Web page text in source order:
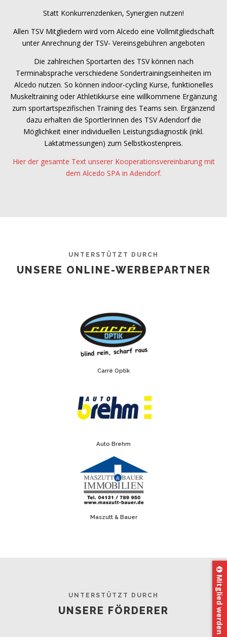
Statt Konkurrenzdenken, Synergien nutzen!
Allen TSV Mitgliedern wird vom Alcedo eine Vollmitgliedschaft
unter Anrechnung der TSV- Vereinsgebühren angeboten
Die zahlreichen Sportarten des TSV können nach
Terminabsprache verschiedene Sondertrainingseinheiten im
Alcedo nutzen. So können indoor-cycling Kurse, funktionelles
Muskeltraining oder Athletikkurse eine willkommene Ergänzung
zum sportartspezifischen Training des Teams sein. Ergänzend
dazu erhalten die SportlerInnen des TSV Adendorf die
Möglichkeit einer individuellen Leistungsdiagnostik (inkl.
Laktatmessungen) zum Selbstkostenpreis.
Hier der gesamte Text unserer Kooperationsvereinbarung mit
dem Alcedo SPA in Adendorf.
UNTERSTÜTZT DURCH
UNSERE ONLINE-WERBEPARTNER
Carré Optik
Auto Brehm
Maszutt & Bauer
UNTERSTÜTZT DURCH
UNSERE FÖRDERER Mitglied werden